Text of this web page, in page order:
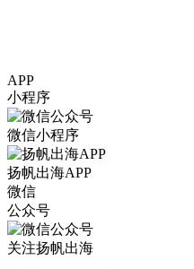
APP
小程序
微信小程序
扬帆出海APP
微信
公众号
关注扬帆出海